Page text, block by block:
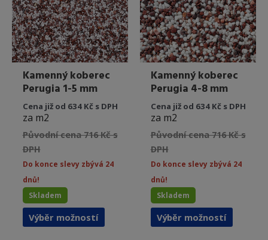
na
stránce
produktu
na
stránce
Kamenný koberec
Perugia 1-5 mm
Cena již od 634 Kč s DPH
za m2
Původní cena 716 Kč s
DPH
Do konce slevy zbývá 24
dnů!
Skladem
Výběr možností
Tento
produkt
Kamenný koberec
Perugia 4-8 mm
Cena již od 634 Kč s DPH
za m2
Původní cena 716 Kč s
DPH
Do konce slevy zbývá 24
dnů!
Skladem
Výběr možností
Tento
produkt